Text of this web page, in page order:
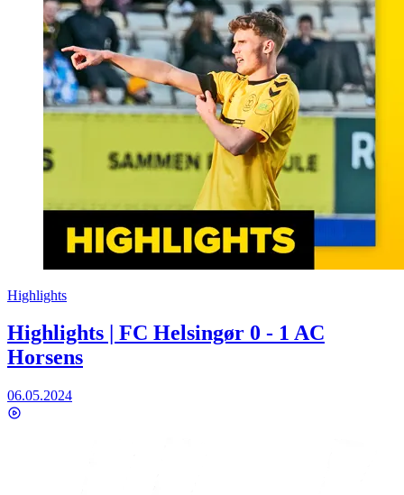
Highlights
Highlights | FC Helsingør 0 - 1 AC
Horsens
06.05.2024